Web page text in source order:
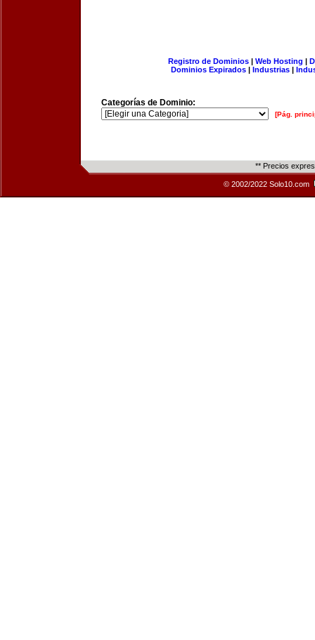
Registro de Dominios| Web Hosting |
Dominios Expirados | Industrias |
Categorías de Dominio:
[Pág.
** Precios
© 2002/2022 Solo10.com